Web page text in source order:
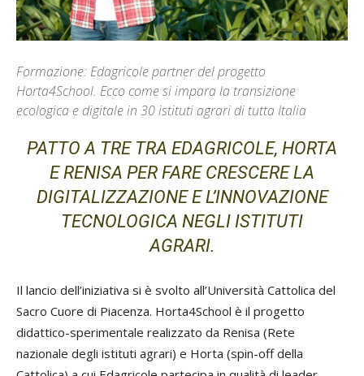
Formazione: Edagricole partner del progetto
Horta4School. Ecco come si impara la transizione
ecologica e digitale in 30 istituti agrari di tutta Italia
PATTO A TRE TRA EDAGRICOLE, HORTA
E RENISA PER FARE CRESCERE LA
DIGITALIZZAZIONE E L’INNOVAZIONE
TECNOLOGICA NEGLI ISTITUTI
AGRARI.
Il lancio dell’iniziativa si è svolto all’Università Cattolica del
Sacro Cuore di Piacenza. Horta4School è il progetto
didattico-sperimentale realizzato da Renisa (Rete
nazionale degli istituti agrari) e Horta (spin-off della